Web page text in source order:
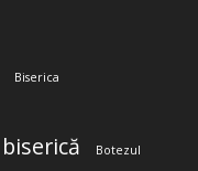
Biserica
biserică Botezul